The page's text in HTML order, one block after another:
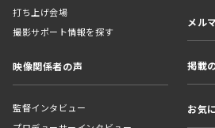
打ち上げ会場
撮影サポート情報を探す
映像関係者の声
監督インタビュー
メル
掲載
お気